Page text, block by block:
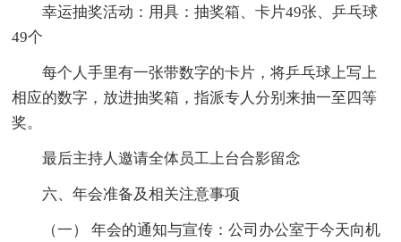
幸运抽奖活动：用具：抽奖箱、卡片49张、乒乓球
49个
每个人手里有一张带数字的卡片，将乒乓球上写上
相应的数字，放进抽奖箱，指派专人分别来抽一至四等
奖。
最后主持人邀请全体员工上台合影留念
六、年会准备及相关注意事项
（一） 年会的通知与宣传：公司办公室于今天向机